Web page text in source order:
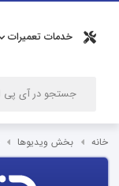
خدمات تعمیرات
خانه بخش ویدیوها